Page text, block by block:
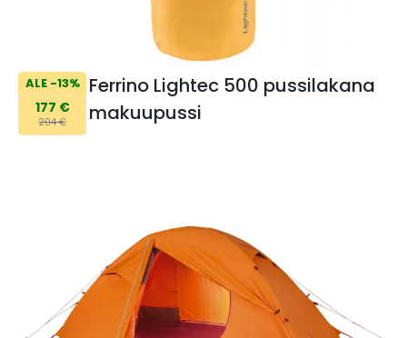
ALE -13%
177 €
204 €
Ferrino Lightec 500 pussilakana
makuupussi